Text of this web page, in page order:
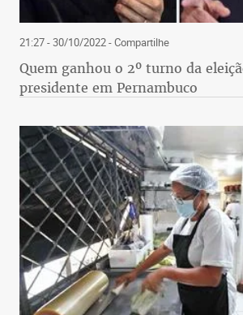
21:27 - 30/10/2022- Compartilhe
Quem ganhou o 2º turno da
presidente em Pernambuco